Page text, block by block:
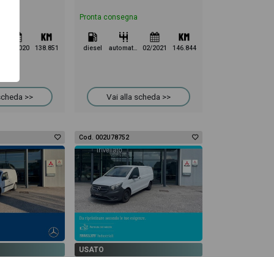
12/2020 138.851
>>
Pronta consegna
diesel 02/2021 146.844
Vai alla scheda >>
Cod. 002U78752
USATO